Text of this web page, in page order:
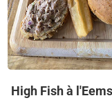
High Fish à